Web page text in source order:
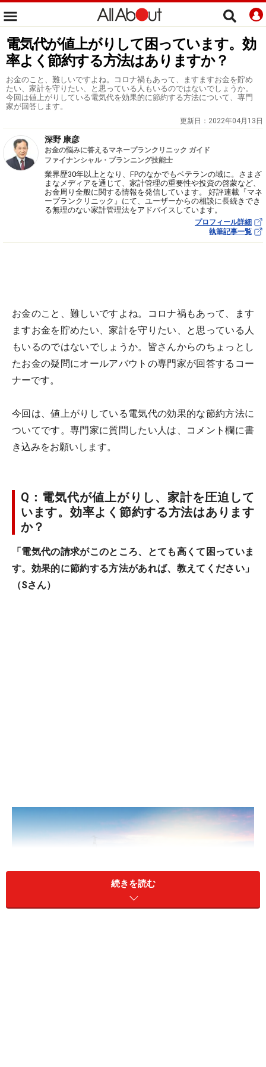
電気代が値上がりして困っています。効
率よく節約する方法はありますか？
お金のこと、難しいですよね。コロナ禍もあって、ますますお金を貯め
たい、家計を守りたい、と思っている人もいるのではないでしょうか。
今回は値上がりしている電気代を効果的に節約する方法について、専門
家が回答します。
更新日： 2022年04月13日
深野 康彦
お金の悩みに答えるマネープランクリニック ガイド
ファイナンシャル・プランニング技能士
業界歴30年以上となり、FPのなかでもベテランの域に。さまざ
まなメディアを通じて、家計管理の重要性や投資の啓蒙など、
お金周り全般に関する情報を発信しています。 好評連載『マネ
ープランクリニック』にて、ユーザーからの相談に長続きでき
る無理のない家計管理法をアドバイスしています。
プロフィール詳細
執筆記事一覧
お金のこと、難しいですよね。コロナ禍もあって、ます
ますお金を貯めたい、家計を守りたい、と思っている人
もいるのではないでしょうか。皆さんからのちょっとし
たお金の疑問にオールアバウトの専門家が回答するコー
ナーです。
今回は、値上がりしている電気代の効果的な節約方法に
ついてです。専門家に質問したい人は、コメント欄に書
き込みをお願いします。
Q：電気代が値上がりし、家計を圧迫して
います。効率よく節約する方法はあります
か？
「電気代の請求がこのところ、とても高くて困っていま
す。効果的に節約する方法があれば、教えてください」
（Sさん）
続きを読む